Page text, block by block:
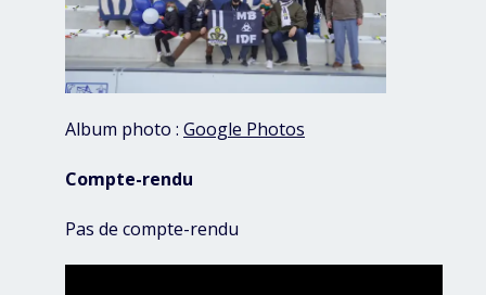
Album photo : Google Photos
Compte-rendu
Pas de compte-rendu